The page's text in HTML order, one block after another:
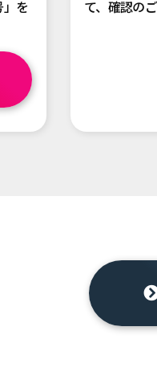
を
て、確認の